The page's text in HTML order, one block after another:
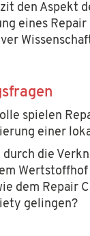
den Aspekt
eines Repair
spielen
einer
durch die
dem Repair
gelingen?
uns gerne per